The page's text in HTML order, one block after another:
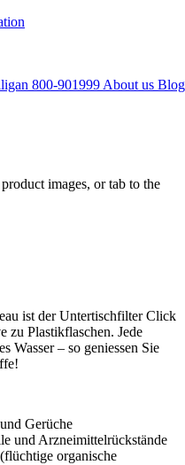
800-901999 About us Blog
images, or tab to the
ist der Untertischfilter Click
zu Plastikflaschen. Jede
Wasser – so geniessen Sie
Gerüche
und Arzneimittelrückstände
organische